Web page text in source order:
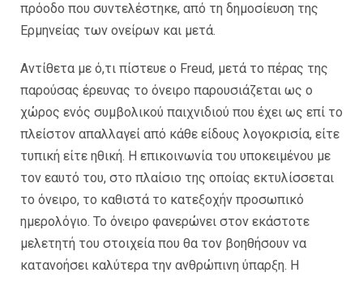
πρόοδο που συντελέστηκε, από τη δημοσίευση της
Ερμηνείας των ονείρων και μετά.
Αντίθετα με ό,τι πίστευε ο Freud, μετά το πέρας της
παρούσας έρευνας το όνειρο παρουσιάζεται ως ο
χώρος ενός συμβολικού παιχνιδιού που έχει ως επί το
πλείστον απαλλαγεί από κάθε είδους λογοκρισία, είτε
τυπική είτε ηθική. Η επικοινωνία του υποκειμένου με
τον εαυτό του, στο πλαίσιο της οποίας εκτυλίσσεται
το όνειρο, το καθιστά το κατεξοχήν προσωπικό
ημερολόγιο. Το όνειρο φανερώνει στον εκάστοτε
μελετητή του στοιχεία που θα τον βοηθήσουν να
κατανοήσει καλύτερα την ανθρώπινη ύπαρξη. Η